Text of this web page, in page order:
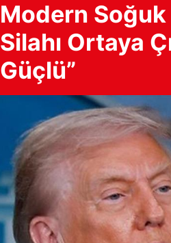
Modern
Silahı Ortaya
Güçlü”